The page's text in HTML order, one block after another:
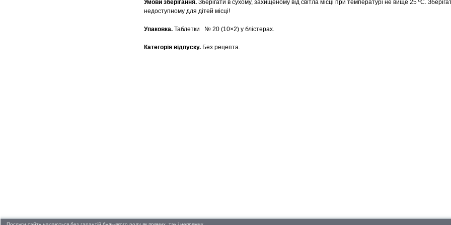
Умови зберігання. Зберігати в сухому, захищеному від світла місці при температурі не вище 25 ºС.
недоступному для дітей місці!
Упаковка. Таблетки № 20 (10×2) у блістерах.
Категорія відпуску. Без рецепта.